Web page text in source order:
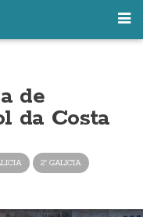
de
da Costa
2ª GALICIA